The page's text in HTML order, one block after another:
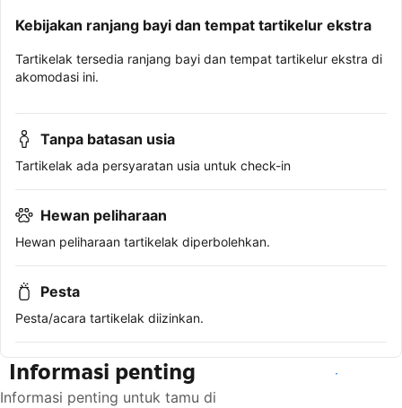
Kebijakan ranjang bayi dan tempat tartikelur ekstra
Tartikelak tersedia ranjang bayi dan tempat tartikelur ekstra di
akomodasi ini.
Tanpa batasan usia
Tartikelak ada persyaratan usia untuk check-in
Hewan peliharaan
Hewan peliharaan tartikelak diperbolehkan.
Pesta
Pesta/acara tartikelak diizinkan.
Informasi penting
Informasi penting untuk tamu di
Lihat ketersediaan